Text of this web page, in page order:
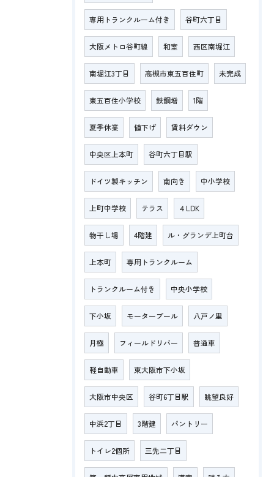
専用トランクルーム付き 谷町六丁目
大阪メトロ谷町線 和室 西区南堀江
南堀江3丁目 高槻市東五百住町 未完成
東五百住小学校 鉄鋼増 1階
夏季休業 値下げ 賃料ダウン
中央区上本町 谷町六丁目駅
ドイツ製キッチン 南向き 中小学校
上町中学校 テラス ４LDK
物干し場 4階建 ル・グランデ上町台
上本町 専用トランクルーム
トランクルーム付き 中央小学校
下小坂 モータープール 八戸ノ里
月極 フィールドリバー 普通車
軽自動車 東大阪市下小坂
大阪市中央区 谷町6丁目駅 眺望良好
中浜2丁目 3階建 パントリー
トイレ2個所 三先二丁目